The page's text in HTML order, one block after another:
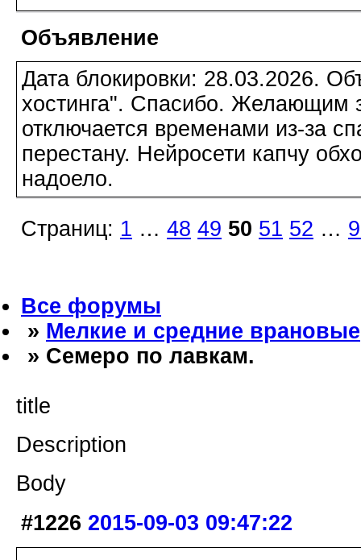
Объявление
Дата блокировки: 28.03.2026.
хостинга". Спасибо. Желающим
отключается временами из-за
перестану. Нейросети капчу
надоело.
Страниц: 1 … 48 49 50 51 52 …
Все форумы
» Мелкие и средние врановые
» Семеро по лавкам.
title
Description
Body
#1226 2015-09-03 09:47:22